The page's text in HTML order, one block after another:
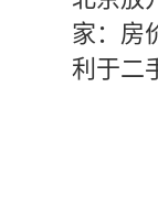
家：房
利于二